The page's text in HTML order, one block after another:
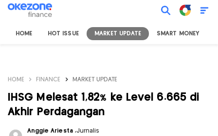
HOME HOT ISSUE MARKET UPDATE SMART MONEY
HOME FINANCE MARKET UPDATE
IHSG Melesat 1,82% ke Level 6.665 di
Akhir Perdagangan
Anggie Ariesta ,Jurnalis